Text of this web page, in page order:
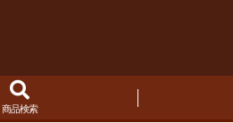
商品検索